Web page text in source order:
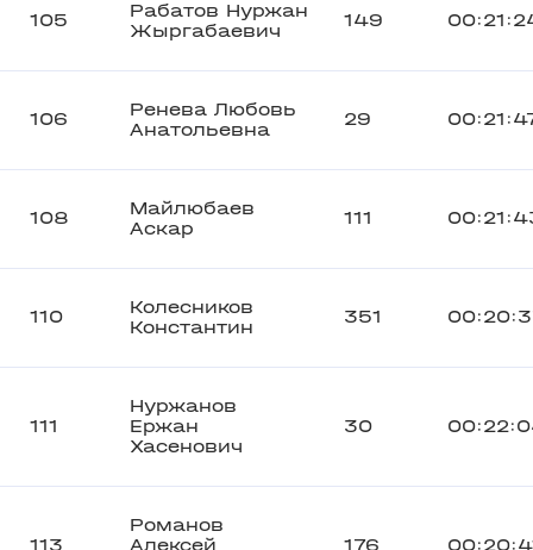
105
Рабатов Нуржан
Жыргабаевич
149
106
Ренева Любовь
Анатольевна
29
108
Майлюбаев
Аскар
111
110
Колесников
Константин
351
111
Нуржанов
Ержан
Хасенович
30
Романов